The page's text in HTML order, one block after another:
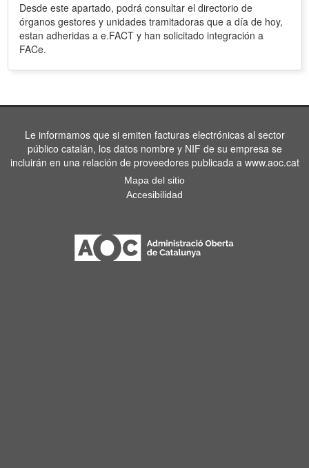
Desde este apartado, podrá consultar el directorio de
órganos gestores y unidades tramitadoras que a día de hoy,
estan adheridas a e.FACT y han solicitado integración a
FACe.
Le informamos que si emiten facturas electrónicas al sector
público catalán, los datos nombre y NIF de su empresa se
incluirán en una relación de proveedores publicada a www.aoc.cat
Mapa del sitio
Accesibilidad